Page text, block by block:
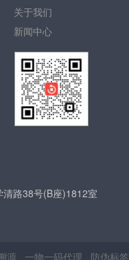
关于我们
新闻中心
路38号(B座)1812室
源 一物一码代理 防伪标签